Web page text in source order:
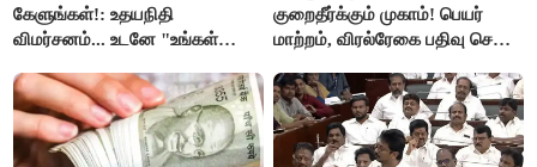
கேளுங்கள்!: உதயநிதி
விமர்சனம்... உடனே "உங்கள்
ஆதவ் அர்ஜுனா பதிலடி!
குறைதீர்க்கும் முகாம்! பெயர்
மாற்றம், விரல்ரேகை பதிவு செய்ய